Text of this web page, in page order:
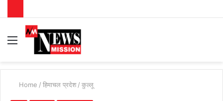
Menu
Home / हिमाचल प्रदेश / कुल्लू